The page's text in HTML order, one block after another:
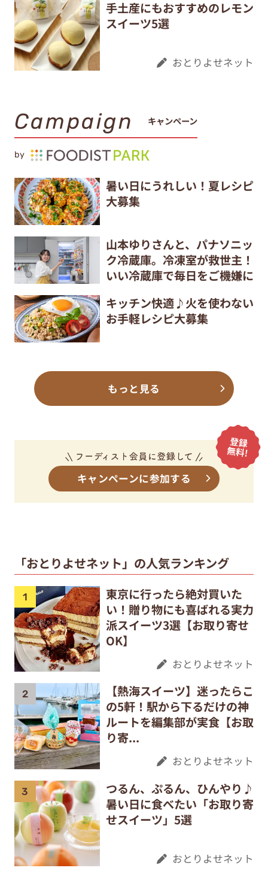
手土産にもおすすめのレモン
スイーツ5選
おとりよせネット
Campaign キャンペーン
by
暑い日にうれしい！夏レシピ
大募集
山本ゆりさんと、パナソニッ
ク冷蔵庫。冷凍室が救世主！
いい冷蔵庫で毎日をご機嫌に
キッチン快適♪火を使わない
お手軽レシピ大募集
もっと見る
キャンペーンに参加する
「おとりよせネット」の人気ランキング
東京に行ったら絶対買いた
い！贈り物にも喜ばれる実力
派スイーツ3選【お取り寄せ
OK】
おとりよせネット
【熱海スイーツ】迷ったらこ
の5軒！駅から下るだけの神
ルートを編集部が実食【お取
り寄...
おとりよせネット
つるん、ぷるん、ひんやり♪
暑い日に食べたい「お取り寄
せスイーツ」5選
おとりよせネット